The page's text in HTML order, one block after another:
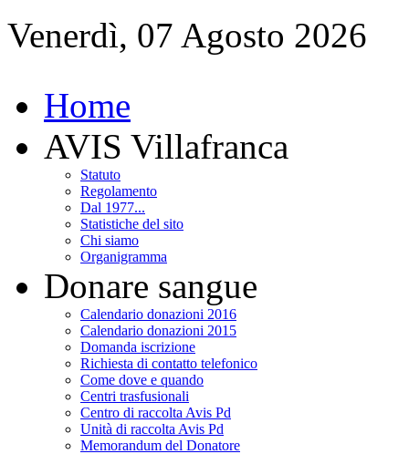
Venerdì, 07 Agosto 2026
Home
AVIS Villafranca
Statuto
Regolamento
Dal 1977...
Statistiche del sito
Chi siamo
Organigramma
Donare sangue
Calendario donazioni 2016
Calendario donazioni 2015
Domanda iscrizione
Richiesta di contatto telefonico
Come dove e quando
Centri trasfusionali
Centro di raccolta Avis Pd
Unità di raccolta Avis Pd
Memorandum del Donatore